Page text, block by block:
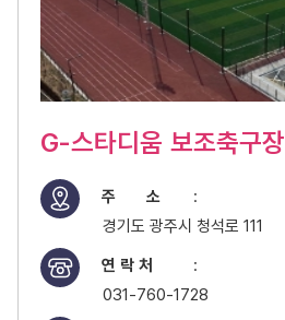
G-스타디움 보조축구장
주 소
:
경기도 광주시 청석로 111
연 락 처
:
031-760-1728